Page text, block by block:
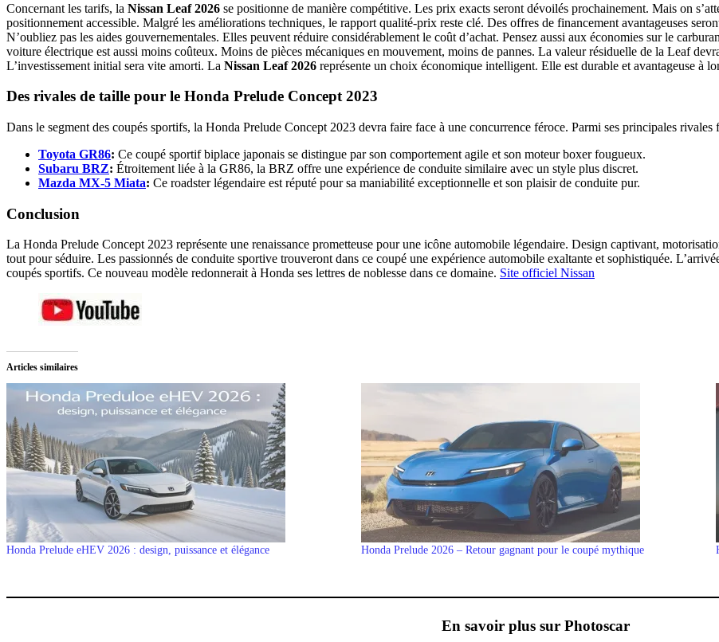
Concernant les tarifs, la Nissan Leaf 2026 se positionne de manière compétitive. Les prix exacts seront dévoilés prochainement. Mais on
positionnement accessible. Malgré les améliorations techniques, le rapport qualité-prix reste clé. Des offres de financement avantageuses
N’oubliez pas les aides gouvernementales. Elles peuvent réduire considérablement le coût d’achat. Pensez aussi aux économies sur le
voiture électrique est aussi moins coûteux. Moins de pièces mécaniques en mouvement, moins de pannes. La valeur résiduelle de la Leaf
L’investissement initial sera vite amorti. La Nissan Leaf 2026 représente un choix économique intelligent. Elle est durable et avantageuse à
Des rivales de taille pour le Honda Prelude Concept 2023
Dans le segment des coupés sportifs, la Honda Prelude Concept 2023 devra faire face à une concurrence féroce. Parmi ses principales rivales
Toyota GR86: Ce coupé sportif biplace japonais se distingue par son comportement agile et son moteur boxer fougueux.
Subaru BRZ: Étroitement liée à la GR86, la BRZ offre une expérience de conduite similaire avec un style plus discret.
Mazda MX-5 Miata: Ce roadster légendaire est réputé pour sa maniabilité exceptionnelle et son plaisir de conduite pur.
Conclusion
La Honda Prelude Concept 2023 représente une renaissance prometteuse pour une icône automobile légendaire. Design captivant,
tout pour séduire. Les passionnés de conduite sportive trouveront dans ce coupé une expérience automobile exaltante et sophistiquée.
coupés sportifs. Ce nouveau modèle redonnerait à Honda ses lettres de noblesse dans ce domaine. Site officiel Nissan
Articles similaires
Honda Prelude eHEV 2026 : design, puissance et élégance Honda Prelude 2026 – Retour gagnant pour le coupé mythique
En savoir plus sur Photoscar